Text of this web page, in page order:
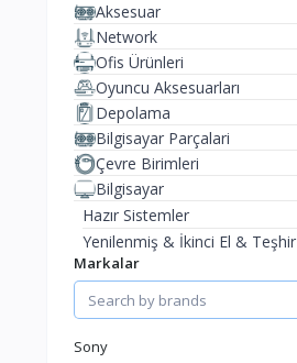
Aksesuar
Network
Ofis Ürünleri
Oyuncu Aksesuarları
Depolama
Bilgisayar Parçalari
Çevre Birimleri
Bilgisayar
Hazır Sistemler
Yenilenmiş & İkinci El & Teşhir
Cihazlar
Notebook
Masaüstü Bilgisayarlar
Tablet
Markalar
Sony